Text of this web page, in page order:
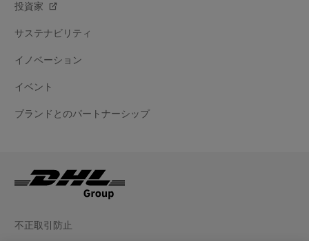
投資家
サステナビリティ
イノベーション
イベント
ブランドとのパートナーシップ
不正取引防止